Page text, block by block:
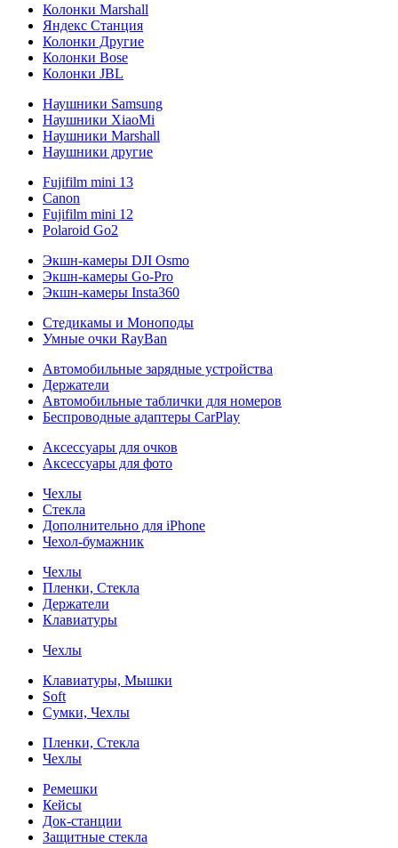
Колонки Marshall
Яндекс Станция
Колонки Другие
Колонки Bose
Колонки JBL
Наушники Samsung
Наушники XiaoMi
Наушники Marshall
Наушники другие
Fujifilm mini 13
Canon
Fujifilm mini 12
Polaroid Go2
Экшн-камеры DJI Osmo
Экшн-камеры Go-Pro
Экшн-камеры Insta360
Стедикамы и Моноподы
Умные очки RayBan
Автомобильные зарядные устройства
Держатели
Автомобильные таблички для номеров
Беспроводные адаптеры CarPlay
Аксессуары для очков
Аксессуары для фото
Чехлы
Стекла
Дополнительно для iPhone
Чехол-бумажник
Чехлы
Пленки, Стекла
Держатели
Клавиатуры
Чехлы
Клавиатуры, Мышки
Soft
Сумки, Чехлы
Пленки, Стекла
Чехлы
Ремешки
Кейсы
Док-станции
Защитные стекла